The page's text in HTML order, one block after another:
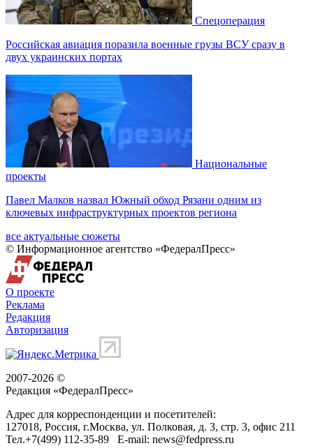
Спецоперация
Российская авиация поразила военные грузы ВСУ сразу в
двух украинских портах
Национальные
проекты
Павел Малков назвал Южный обход Рязани одним из
ключевых инфраструктурных проектов региона
все актуальные сюжеты
© Информационное агентство «ФедералПресс»
О проекте
Реклама
Редакция
Авторизация
2007-2026 ©
Редакция «ФедералПресс»
Адрес для корреспонденции и посетителей:
127018, Россия, г.Москва, ул. Полковая, д. 3, стр. 3, офис 211
Тел.+7(499) 112-35-89 E-mail: news@fedpress.ru